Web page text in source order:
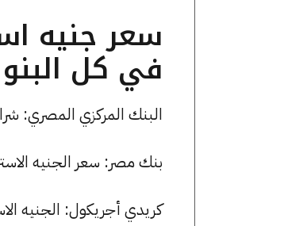
سعر جنيه
في كل
البنك المركزي المصري: شراء الجنيه
بنك مصر: سعر الجنيه الاسترليني الآن 63.29 جنيها
كريدي أجريكول: الجنيه الاسترليني يسجل 63.21